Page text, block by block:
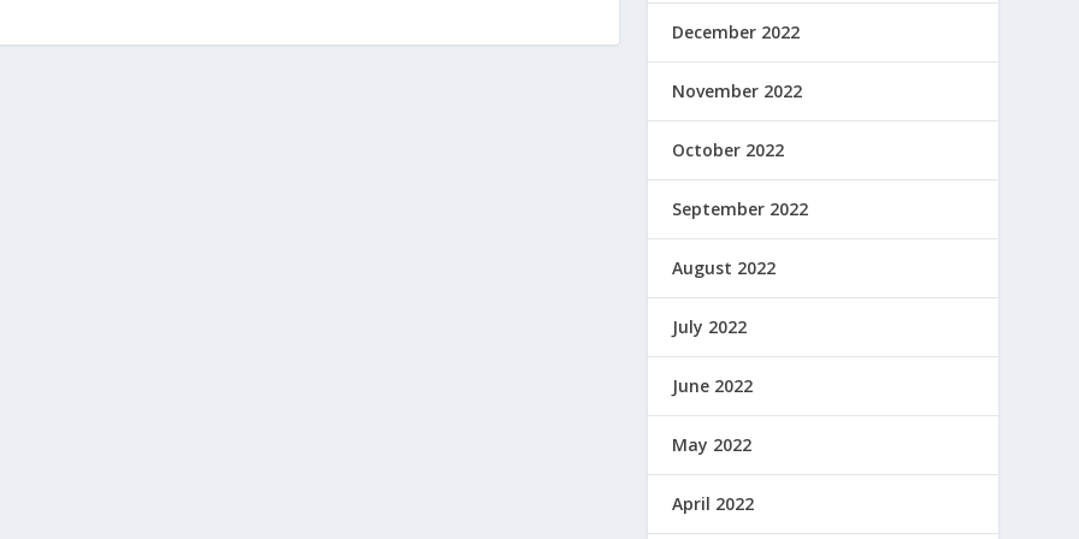
December 2022
November 2022
October 2022
September 2022
August 2022
July 2022
June 2022
May 2022
April 2022